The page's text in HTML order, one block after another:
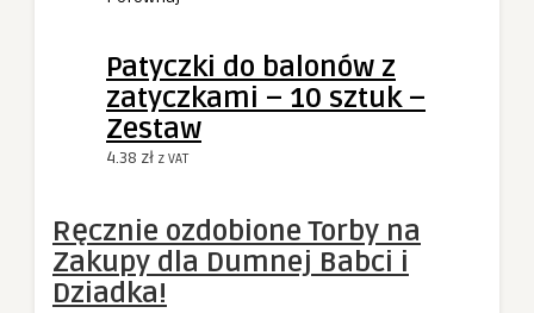
Patyczki do balonów z
zatyczkami – 10 sztuk –
Zestaw
4.38 zł z VAT
Ręcznie ozdobione Torby na
Zakupy dla Dumnej Babci i
Dziadka!